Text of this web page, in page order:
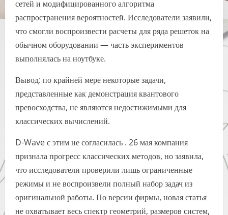
сетей и модифицированного алгоритма
распространения вероятностей. Исследователи заявили,
что смогли воспроизвести расчеты для ряда решеток на
обычном оборудовании — часть экспериментов
выполнялась на ноутбуке.
Вывод: по крайней мере некоторые задачи,
представленные как демонстрация квантового
превосходства, не являются недостижимыми для
классических вычислений.
D-Wave с этим не согласилась . 26 мая компания
признала прогресс классических методов, но заявила,
что исследователи проверили лишь ограниченные
режимы и не воспроизвели полный набор задач из
оригинальной работы. По версии фирмы, новая статья
не охватывает весь спектр геометрий, размеров систем,